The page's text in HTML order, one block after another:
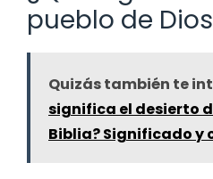
pueblo de
Quizás también te
significa el desierto
Biblia? Significado y